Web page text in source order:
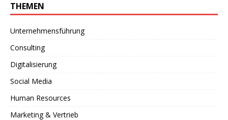
THEMEN
Unternehmensführung
Consulting
Digitalisierung
Social Media
Human Resources
Marketing & Vertrieb